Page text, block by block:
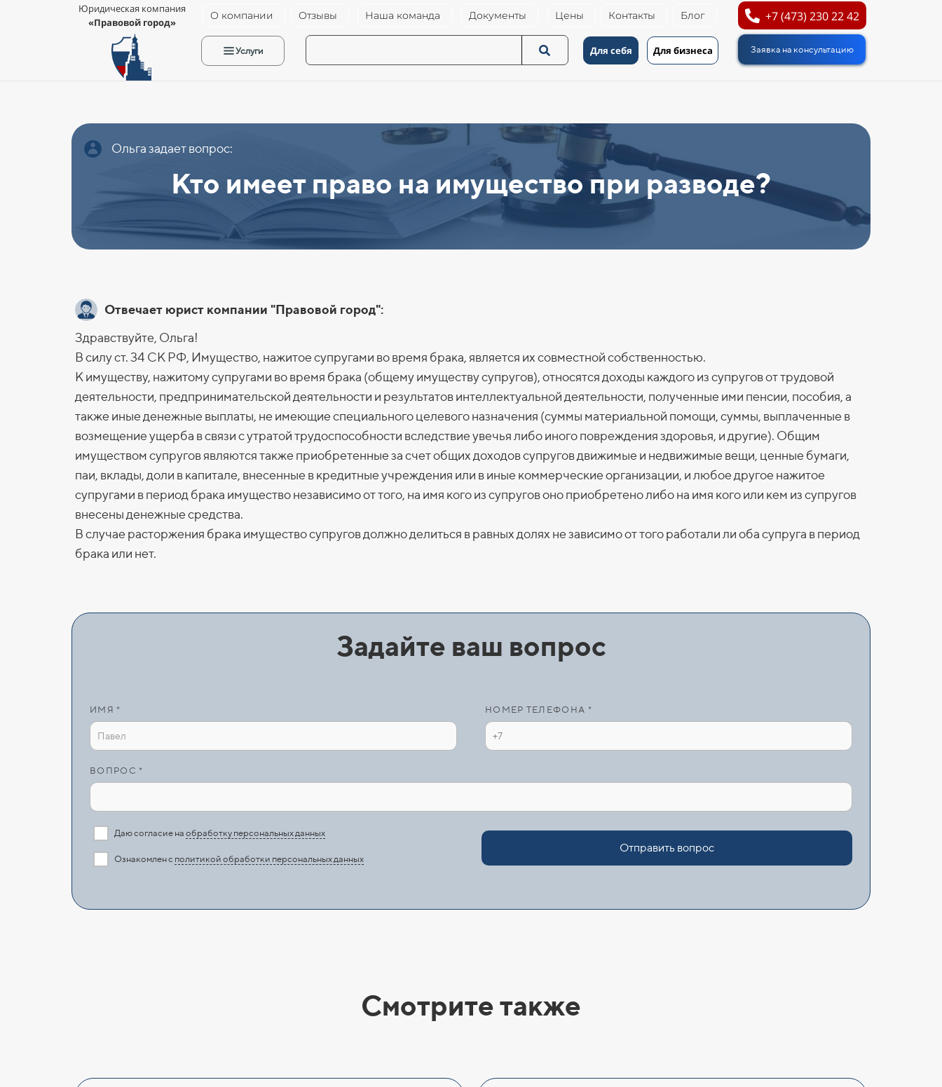
Юридическая компания
«Правовой город»
О компании Отзывы Наша команда Документы Цены Контакты Блог +7 (473) 230 22 42
Услуги Для себя Для бизнеса Заявка на консультацию
Ольга задает вопрос:
Кто имеет право на имущество при разводе?
Отвечает юрист компании "Правовой город":
Здравствуйте, Ольга!
В силу ст. 34 СК РФ, Имущество, нажитое супругами во время брака, является их совместной собственностью.
К имуществу, нажитому супругами во время брака (общему имуществу супругов), относятся доходы каждого из супругов от трудовой
деятельности, предпринимательской деятельности и результатов интеллектуальной деятельности, полученные ими пенсии, пособия, а
также иные денежные выплаты, не имеющие специального целевого назначения (суммы материальной помощи, суммы, выплаченные в
возмещение ущерба в связи с утратой трудоспособности вследствие увечья либо иного повреждения здоровья, и другие). Общим
имуществом супругов являются также приобретенные за счет общих доходов супругов движимые и недвижимые вещи, ценные бумаги,
паи, вклады, доли в капитале, внесенные в кредитные учреждения или в иные коммерческие организации, и любое другое нажитое
супругами в период брака имущество независимо от того, на имя кого из супругов оно приобретено либо на имя кого или кем из супругов
внесены денежные средства.
В случае расторжения брака имущество супругов должно делиться в равных долях не зависимо от того работали ли оба супруга в период
брака или нет.
Задайте ваш вопрос
ИМЯ * НОМЕР ТЕЛЕФОНА *
ВОПРОС *
Даю согласие на обработку персональных данных
Ознакомлен с политикой обработки персональных данных
Отправить вопрос
Смотрите также